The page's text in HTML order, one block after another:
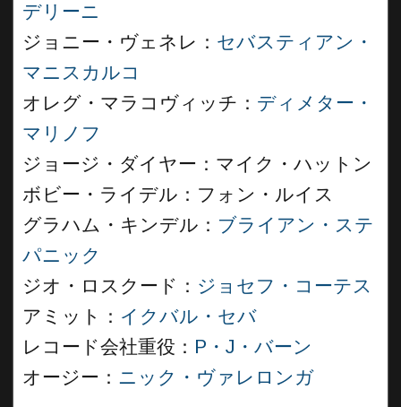
デリーニ
ジョニー・ヴェネレ： セバスティアン・
マニスカルコ
オレグ・マラコヴィッチ： ディメター・
マリノフ
ジョージ・ダイヤー：マイク・ハットン
ボビー・ライデル：フォン・ルイス
グラハム・キンデル： ブライアン・ステ
パニック
ジオ・ロスクード： ジョセフ・コーテス
アミット： イクバル・セバ
レコード会社重役： P・J・バーン
オージー： ニック・ヴァレロンガ